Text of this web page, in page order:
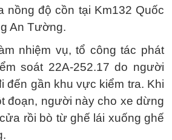
nồng độ cồn tại Km132 Quốc
An Tường.
nhiệm vụ, tổ công tác phát
soát 22A-252.17 do người
đến gần khu vực kiểm tra. Khi
đoạn, người này cho xe dừng
rồi bò từ ghế lái xuống ghế